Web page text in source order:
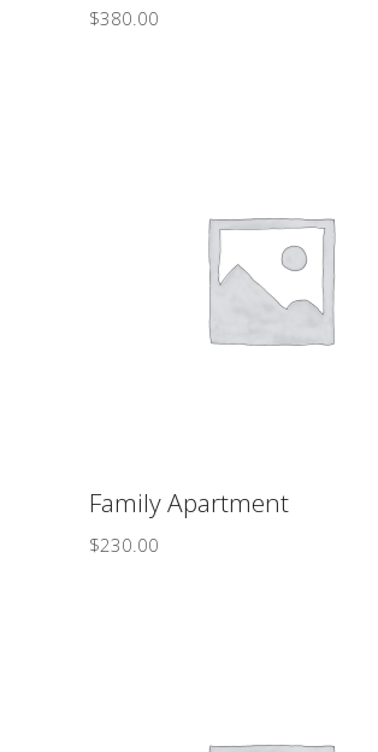
$380.00
ΠΡΟΣΘΉΚΗ ΣΤΟ ΚΑΛΆΘΙ
Family Apartment
$230.00